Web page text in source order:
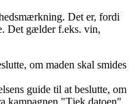
Det er, fordi
Det gælder f.eks. vin,
guide til at beslutte, om
kampagnen "Tjek datoen".